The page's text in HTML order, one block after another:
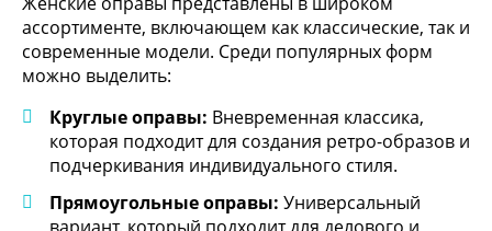
ассортименте, включающем как классические, так и
современные модели. Среди популярных форм
можно выделить:
Круглые оправы: Вневременная классика,
которая подходит для создания ретро-образов и
подчеркивания индивидуального стиля.
Прямоугольные оправы: Универсальный